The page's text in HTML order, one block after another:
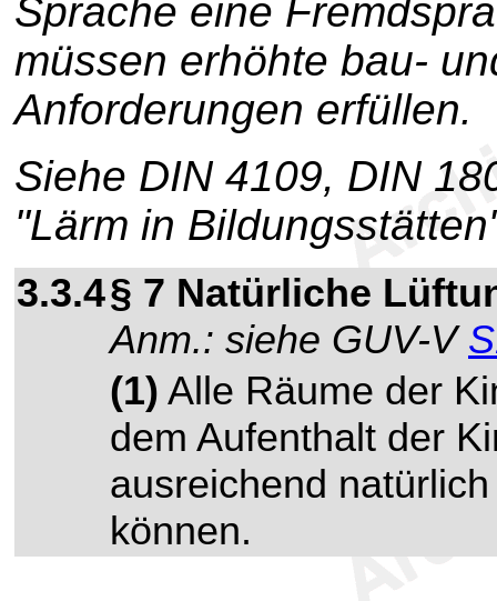
Sprache eine
müssen erhöhte bau-
Anforderungen erfüllen.
Siehe DIN 4109, DIN
"Lärm in
3.3.4§ 7 Natürliche
Anm.: siehe GUV-V
(1) Alle Räume der
dem Aufenthalt der
ausreichend
können.